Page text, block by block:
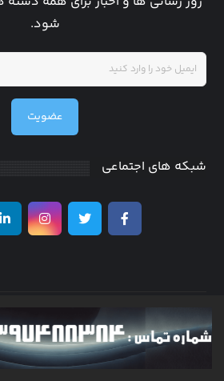
شود.
عضویت
شبکه های اجتماعی
کلیه حقوق متعلق به researchinventor می باشد